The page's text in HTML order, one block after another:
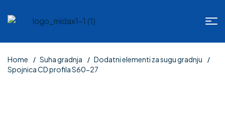
Home Suha gradnja
Dodatni elementi za sugu gradnju
Spojnica CD profila S60-27